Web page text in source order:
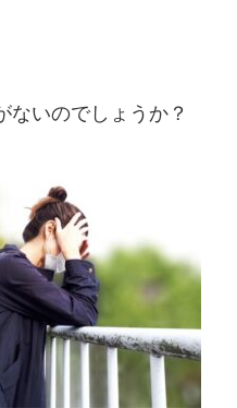
ないのでしょうか？